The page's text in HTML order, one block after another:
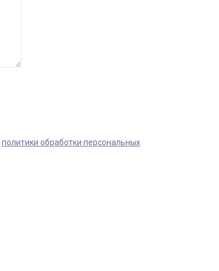
политики обработки персональных